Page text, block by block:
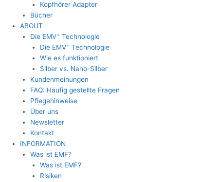
Kopfhörer Adapter
Bücher
ABOUT
Die EMV+ Technologie
Die EMV+ Technologie
Wie es funktioniert
Silber vs. Nano-Silber
Kundenmeinungen
FAQ: Häufig gestellte Fragen
Pflegehinweise
Über uns
Newsletter
Kontakt
INFORMATION
Was ist EMF?
Was ist EMF?
Risiken